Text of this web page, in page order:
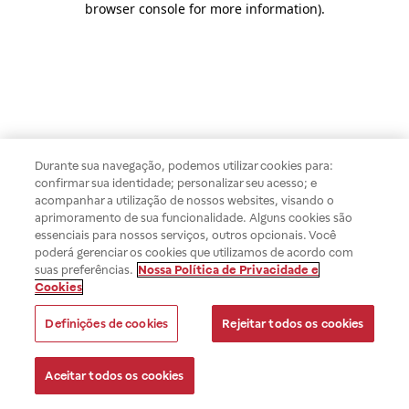
browser console for more information).
Durante sua navegação, podemos utilizar cookies para:
confirmar sua identidade; personalizar seu acesso; e
acompanhar a utilização de nossos websites, visando o
aprimoramento de sua funcionalidade. Alguns cookies são
essenciais para nossos serviços, outros opcionais. Você
poderá gerenciar os cookies que utilizamos de acordo com
suas preferências. Nossa Política de Privacidade e
Cookies
Definições de cookies Rejeitar todos os cookies
Aceitar todos os cookies